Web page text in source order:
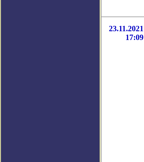
23.11.2021
17:09